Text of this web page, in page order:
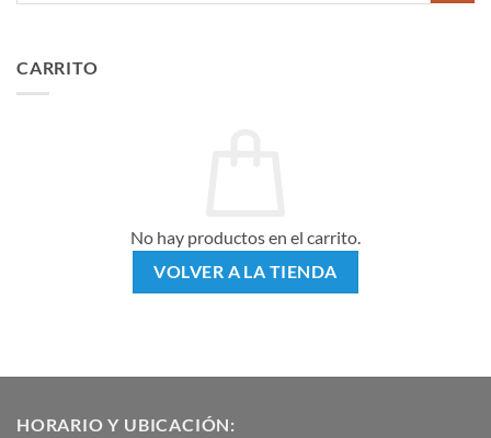
CARRITO
No hay productos en el carrito.
VOLVER A LA TIENDA
HORARIO Y UBICACIÓN: